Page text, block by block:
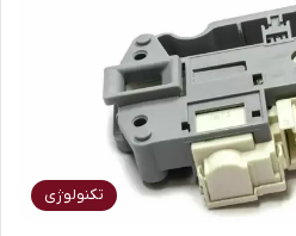
تکنولوژی